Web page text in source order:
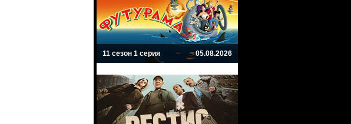
11 сезон 1 серия 05.08.2026